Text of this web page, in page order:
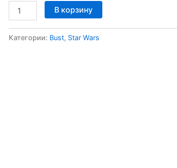
Количество
товара
Bust
В корзину
Категории: Bust, Star Wars